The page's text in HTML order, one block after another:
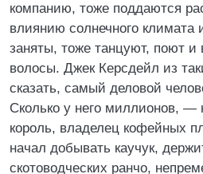
компанию, тоже поддаются
влиянию солнечного климата
заняты, тоже танцуют, поют и
волосы. Джек Керсдейл из
сказать, самый деловой
Сколько у него миллионов,
король, владелец кофейных
начал добывать каучук,
скотоводческих ранчо,